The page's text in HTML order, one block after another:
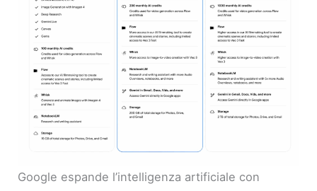
Google espande l’intelligenza artificiale con